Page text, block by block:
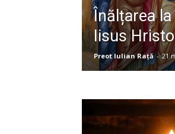
Înălțarea
Iisus
Preot Iulian Raţă - 21